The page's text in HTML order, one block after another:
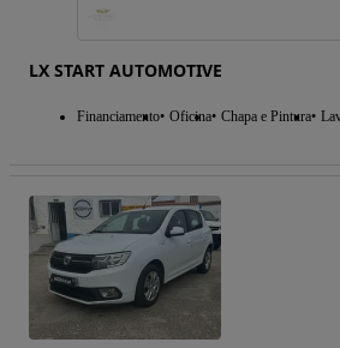
LX START AUTOMOTIVE
Financiamento Oficina Chapa e Pintura